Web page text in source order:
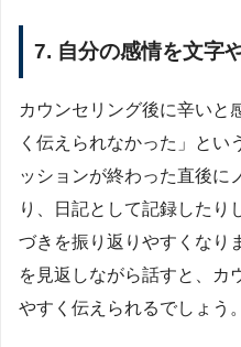
7. 自分の感情を文字
カウンセリング後に辛いと
く伝えられなかった」とい
ッションが終わった直後に
り、日記として記録したり
づきを振り返りやすくなり
を見返しながら話すと、カ
やすく伝えられるでしょう。